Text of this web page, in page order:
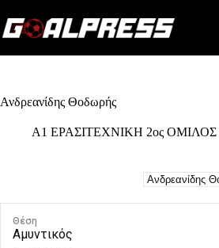
to
content
Ανδρεανίδης Θοδωρής
Α1 ΕΡΑΣΙΤΕΧΝΙΚΗ 2ος ΟΜΙΛΟΣ
Θέση
Αμυντικός